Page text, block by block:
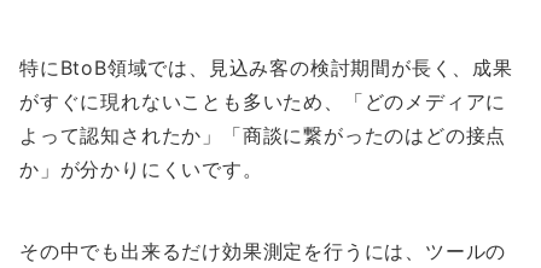
特にBtoB領域では、見込み客の検討期間が長く、成果
がすぐに現れないことも多いため、「どのメディアに
よって認知されたか」「商談に繋がったのはどの接点
か」が分かりにくいです。
その中でも出来るだけ効果測定を行うには、ツールの